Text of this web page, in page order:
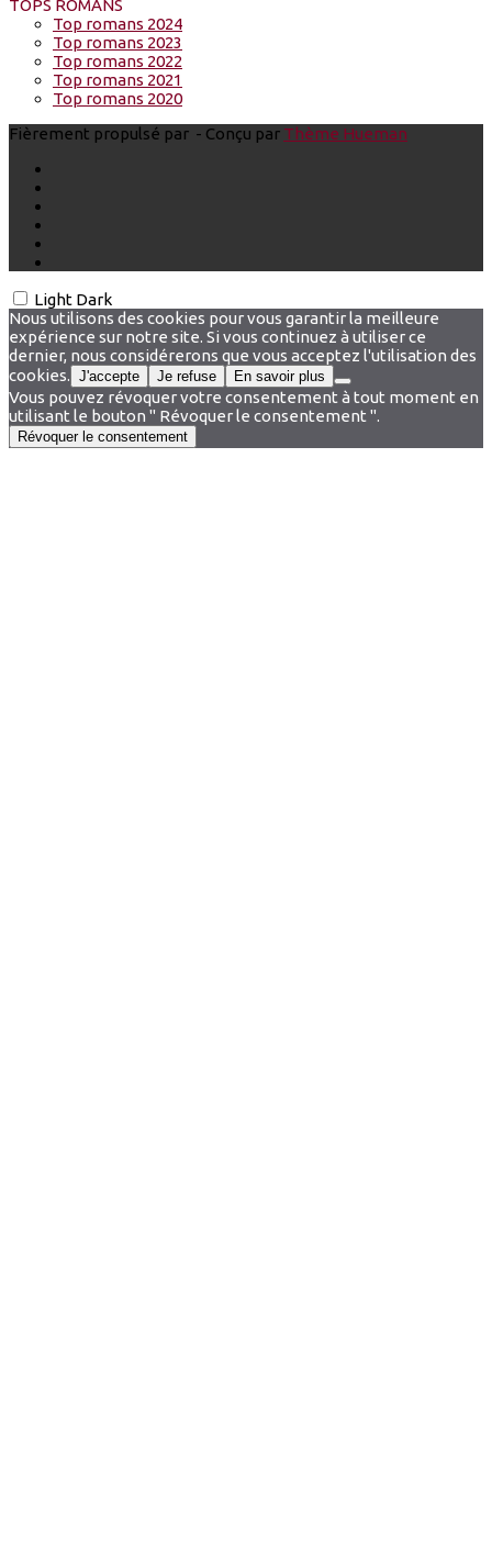
TOPS ROMANS
Top romans 2024
Top romans 2023
Top romans 2022
Top romans 2021
Top romans 2020
Fièrement propulsé par - Conçu par Thème Hueman
Light Dark
Nous utilisons des cookies pour vous garantir la meilleure
expérience sur notre site. Si vous continuez à utiliser ce
dernier, nous considérerons que vous acceptez l'utilisation des
cookies. J'accepte Je refuse En savoir plus
Vous pouvez révoquer votre consentement à tout moment en
utilisant le bouton " Révoquer le consentement ".
Révoquer le consentement